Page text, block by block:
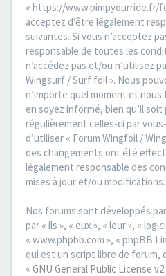
« https://www.pimpyourride.fr/
acceptez d’être légalement
suivantes. Si vous n’acceptez
responsable de toutes les
n’accédez pas et/ou n’utilisez
Wingsurf / Surf foil ». Nous
n’importe quel moment et
en soyez informé, bien qu’il
régulièrement celles-ci par
d’utiliser « Forum Wingfoil /
des changements ont été
légalement responsable des
mises à jour et/ou modifications.
Nos forums sont développés
par « ils », « eux », « leur », «
« www.phpbb.com », « phpBB
qui est un script libre de forum,
« GNU General Public License v2